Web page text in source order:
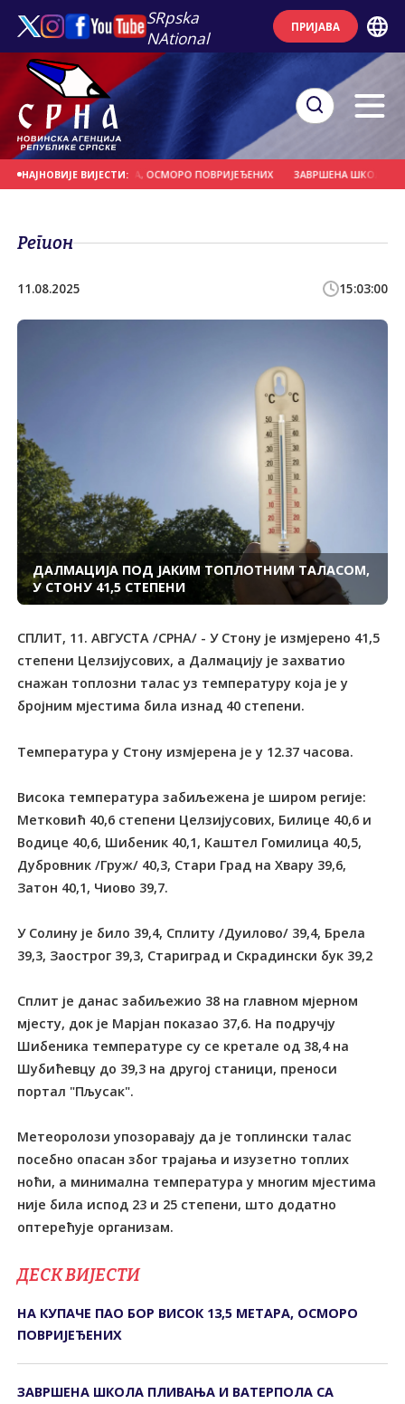
SRpska
NAtional
ПРИЈАВА
НАЈНОВИЈЕ ВИЈЕСТИ:
ВИСОК 13,5 МЕТАРА, ОСМОРО ПОВРИЈЕЂЕНИХ ЗАВРШЕНА ШКОЛА
Регион
11.08.2025 15:03:00
ДАЛМАЦИЈА ПОД ЈАКИМ ТОПЛОТНИМ ТАЛАСОМ,
У СТОНУ 41,5 СТЕПЕНИ
СПЛИТ, 11. АВГУСТА /СРНА/ - У Стону је измјерено 41,5
степени Целзијусових, а Далмацију је захватио
снажан топлозни талас уз температуру која је у
бројним мјестима била изнад 40 степени.
Температура у Стону измјерена је у 12.37 часова.
Висока температура забиљежена је широм регије:
Метковић 40,6 степени Целзијусових, Билице 40,6 и
Водице 40,6, Шибеник 40,1, Каштел Гомилица 40,5,
Дубровник /Груж/ 40,3, Стари Град на Хвару 39,6,
Затон 40,1, Чиово 39,7.
У Солину је било 39,4, Сплиту /Дуилово/ 39,4, Брела
39,3, Заострог 39,3, Стариград и Скрадински бук 39,2
Сплит је данас забиљежио 38 на главном мјерном
мјесту, док је Марјан показао 37,6. На подручју
Шибеника температуре су се кретале од 38,4 на
Шубићевцу до 39,3 на другој станици, преноси
портал "Пљусак".
Метеоролози упозоравају да је топлински талас
посебно опасан због трајања и изузетно топлих
ноћи, а минимална температура у многим мјестима
није била испод 23 и 25 степени, што додатно
оптерећује организам.
ДЕСК ВИЈЕСТИ
НА КУПАЧЕ ПАО БОР ВИСОК 13,5 МЕТАРА, ОСМОРО
ПОВРИЈЕЂЕНИХ
ЗАВРШЕНА ШКОЛА ПЛИВАЊА И ВАТЕРПОЛА СА